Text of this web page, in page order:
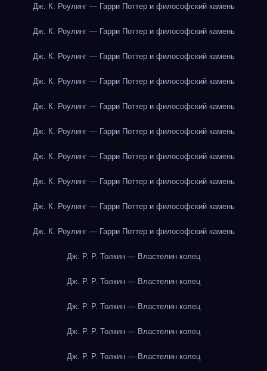
Дж. К. Роулинг — Гарри Поттер и философский камень
Дж. К. Роулинг — Гарри Поттер и философский камень
Дж. К. Роулинг — Гарри Поттер и философский камень
Дж. К. Роулинг — Гарри Поттер и философский камень
Дж. К. Роулинг — Гарри Поттер и философский камень
Дж. К. Роулинг — Гарри Поттер и философский камень
Дж. К. Роулинг — Гарри Поттер и философский камень
Дж. К. Роулинг — Гарри Поттер и философский камень
Дж. К. Роулинг — Гарри Поттер и философский камень
Дж. К. Роулинг — Гарри Поттер и философский камень
Дж. Р. Р. Толкин — Властелин колец
Дж. Р. Р. Толкин — Властелин колец
Дж. Р. Р. Толкин — Властелин колец
Дж. Р. Р. Толкин — Властелин колец
Дж. Р. Р. Толкин — Властелин колец